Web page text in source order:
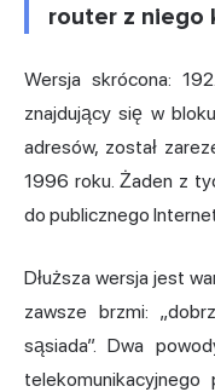
router z niego
Wersja skrócona:
znajdujący się w
adresów, został
1996 roku. Żaden z
do publicznego
Dłuższa wersja jest
zawsze brzmi:
sąsiada”. Dwa
telekomunikacyjnego